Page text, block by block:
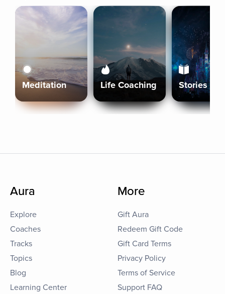
Meditation Life Coaching Stories
Aura
Explore
Coaches
Tracks
Topics
Blog
Learning Center
More
Gift Aura
Redeem Gift Code
Gift Card Terms
Privacy Policy
Terms of Service
Support FAQ